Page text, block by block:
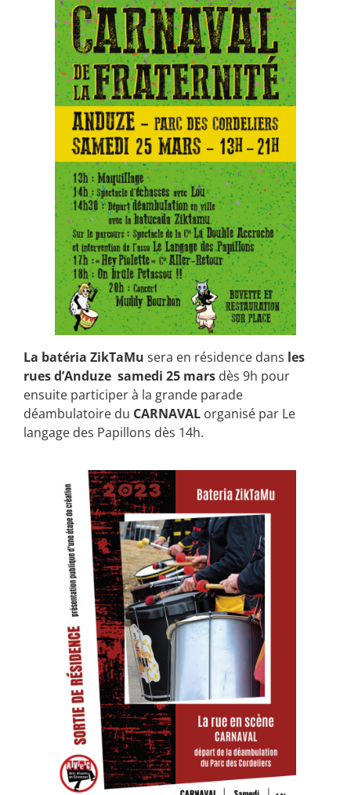
La batéria ZikTaMu sera en résidence dans les
rues d’Anduze samedi 25 mars dès 9h pour
ensuite participer à la grande parade
déambulatoire du CARNAVAL organisé par Le
langage des Papillons dès 14h.